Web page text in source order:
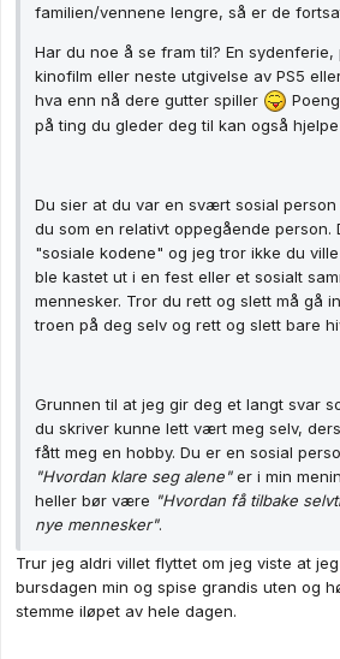
familien/vennene lengre, så er de
Har du noe å se fram til? En sydenferie,
kinofilm eller neste utgivelse av PS5
hva enn nå dere gutter spiller
på ting du gleder deg til kan også
Du sier at du var en svært sosial
du som en relativt oppegående person.
"sosiale kodene" og jeg tror ikke du
ble kastet ut i en fest eller et sosialt
mennesker. Tror du rett og slett må gå
troen på deg selv og rett og slett bare
Grunnen til at jeg gir deg et langt svar
du skriver kunne lett vært meg selv,
fått meg en hobby. Du er en sosial
"Hvordan klare seg alene"er i min
heller bør være "Hvordan få tilbake
nye mennesker".
Trur jeg aldri villet flyttet om jeg viste at
bursdagen min og spise grandis uten og
stemme iløpet av hele dagen.